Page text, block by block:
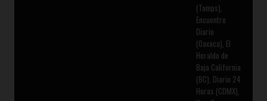
(Tamps),
Encuentro
Diario
(Oaxaca), El
Heraldo de
Baja California
(BC), Diario 24
Horas (CDMX),